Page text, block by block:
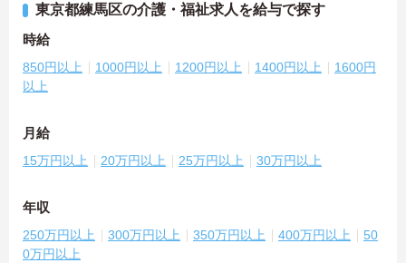
東京都練馬区の介護・福祉求人を給与で探す
時給
850円以上 1000円以上 1200円以上 1400円以上
1600円
以上
月給
15万円以上 20万円以上 25万円以上 30万円以上
年収
250万円以上 300万円以上 350万円以上 400万円以上
50
0万円以上